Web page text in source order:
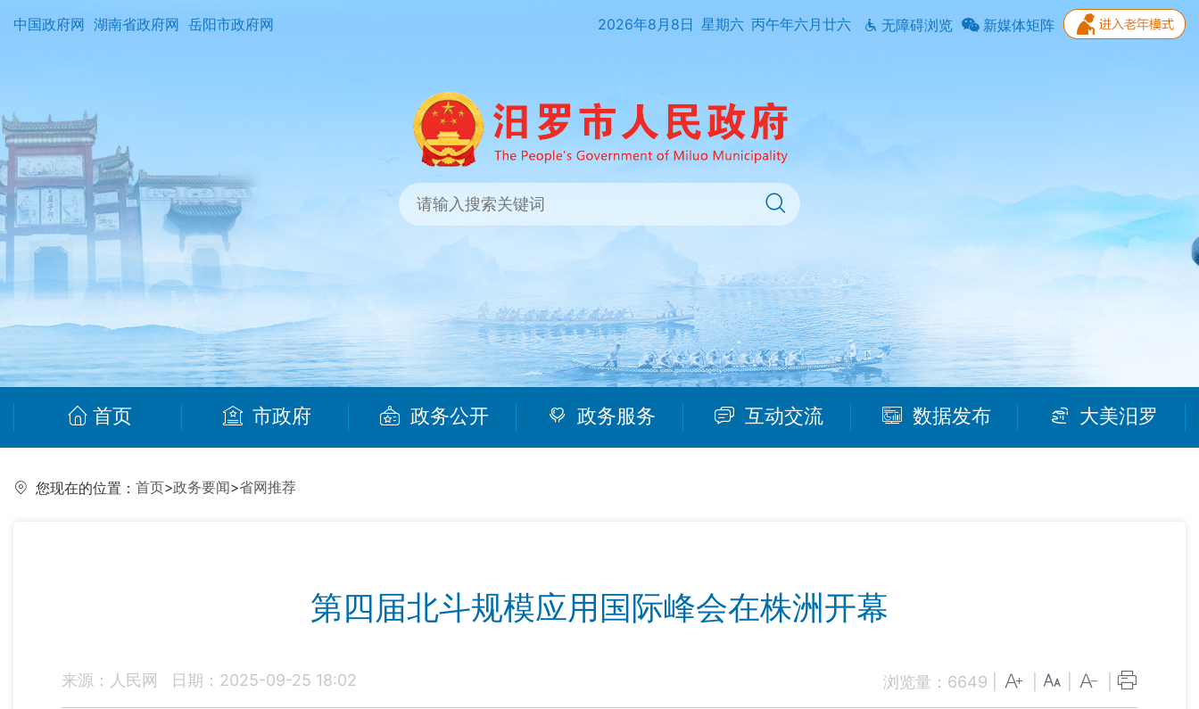
中国政府网 湖南省政府网 岳阳市政府网 2026年8月8日 星期六 丙午年六月廿六 无障碍浏览 新媒体矩阵
首页 市政府 政务公开 政务服务 互动交流 数据发布 大美汨罗
您现在的位置： 首页>政务要闻>省网推荐
第四届北斗规模应用国际峰会在株洲开幕
来源：人民网 日期：2025-09-25 18:02 浏览量： 6649